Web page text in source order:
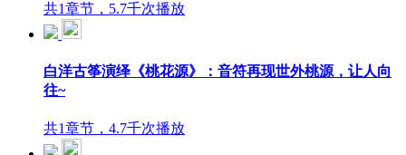
共1章节，5.7千次播放
白洋古筝演绎《桃花源》：音符再现世外桃源，让人向
往~
共1章节，4.7千次播放